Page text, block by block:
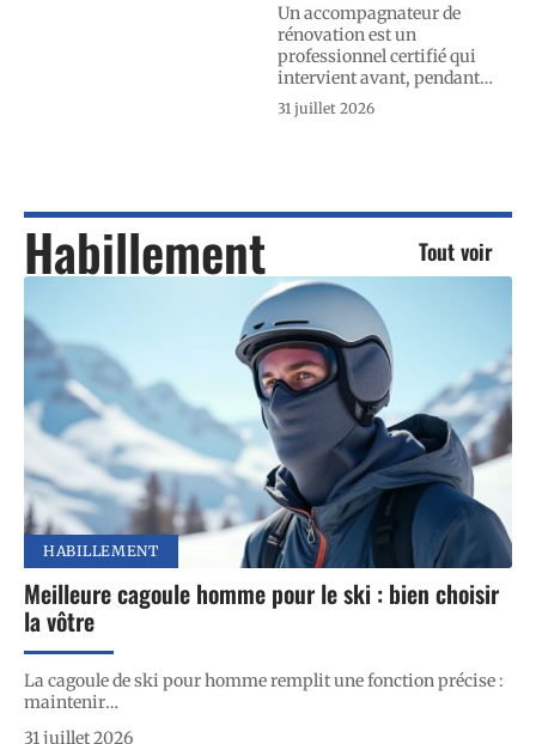
Un accompagnateur de
rénovation est un
professionnel certifié qui
intervient avant, pendant…
31 juillet 2026
Habillement Tout voir
HABILLEMENT
Meilleure cagoule homme pour le ski : bien choisir
la vôtre
La cagoule de ski pour homme remplit une fonction précise :
maintenir…
31 juillet 2026